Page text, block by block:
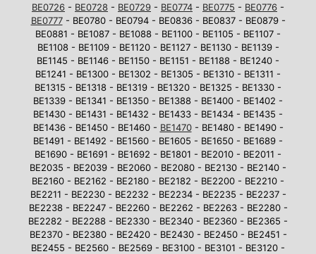
BE0726 - BE0728 - BE0729 - BE0774 - BE0775 - BE0776 -
BE0777- BE0780 - BE0794 - BE0836 - BE0837 - BE0879 -
BE0881 - BE1087 - BE1088 - BE1100 - BE1105 - BE1107 -
BE1108 - BE1109 - BE1120 - BE1127 - BE1130 - BE1139 -
BE1145 - BE1146 - BE1150 - BE1151 - BE1188 - BE1240 -
BE1241 - BE1300 - BE1302 - BE1305 - BE1310 - BE1311 -
BE1315 - BE1318 - BE1319 - BE1320 - BE1325 - BE1330 -
BE1339 - BE1341 - BE1350 - BE1388 - BE1400 - BE1402 -
BE1430 - BE1431 - BE1432 - BE1433 - BE1434 - BE1435 -
BE1436 - BE1450 - BE1460 - BE1470- BE1480 - BE1490 -
BE1491 - BE1492 - BE1560 - BE1605 - BE1650 - BE1689 -
BE1690 - BE1691 - BE1692 - BE1801 - BE2010 - BE2011 -
BE2035 - BE2039 - BE2060 - BE2080 - BE2130 - BE2140 -
BE2160 - BE2162 - BE2180 - BE2182 - BE2200 - BE2210 -
BE2211 - BE2230 - BE2232 - BE2234 - BE2235 - BE2237 -
BE2238 - BE2247 - BE2260 - BE2262 - BE2263 - BE2280 -
BE2282 - BE2288 - BE2330 - BE2340 - BE2360 - BE2365 -
BE2370 - BE2380 - BE2420 - BE2430 - BE2450 - BE2451 -
BE2455 - BE2560 - BE2569 - BE3100 - BE3101 - BE3120 -